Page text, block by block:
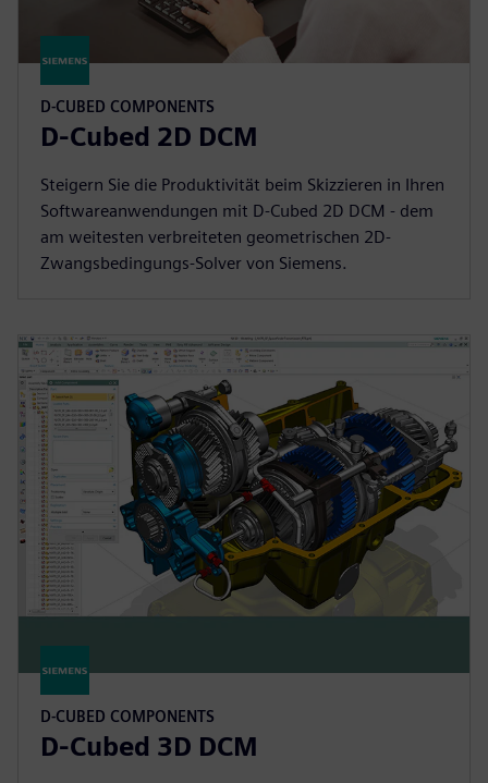
D-CUBED COMPONENTS
D-Cubed 2D DCM
Steigern Sie die Produktivität beim Skizzieren in Ihren
Softwareanwendungen mit D-Cubed 2D DCM - dem
am weitesten verbreiteten geometrischen 2D-
Zwangsbedingungs-Solver von Siemens.
D-CUBED COMPONENTS
D-Cubed 3D DCM